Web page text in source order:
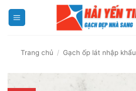
Trang chủ / Gạch ốp lát nhập khẩu